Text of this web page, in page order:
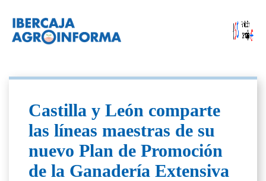
Castilla y León comparte
las líneas maestras de su
nuevo Plan de Promoción
de la Ganadería Extensiva